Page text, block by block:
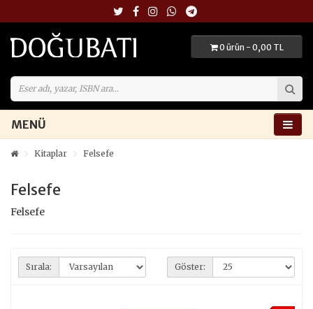
0 ürün - 0,00 TL
MENÜ
Kitaplar Felsefe
Felsefe
Felsefe
Sırala: Göster: